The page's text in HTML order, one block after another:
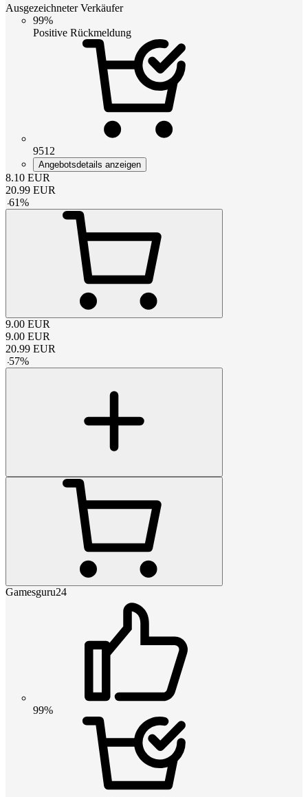
Ausgezeichneter Verkäufer
99%
Positive Rückmeldung
9512
Angebotsdetails anzeigen
8.10 EUR
20.99 EUR
-61%
9.00 EUR
9.00 EUR
20.99 EUR
-57%
Gamesguru24
99%